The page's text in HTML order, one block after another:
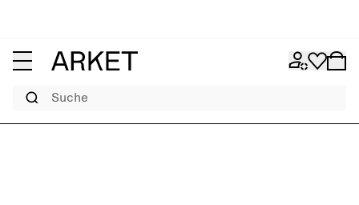
Suche